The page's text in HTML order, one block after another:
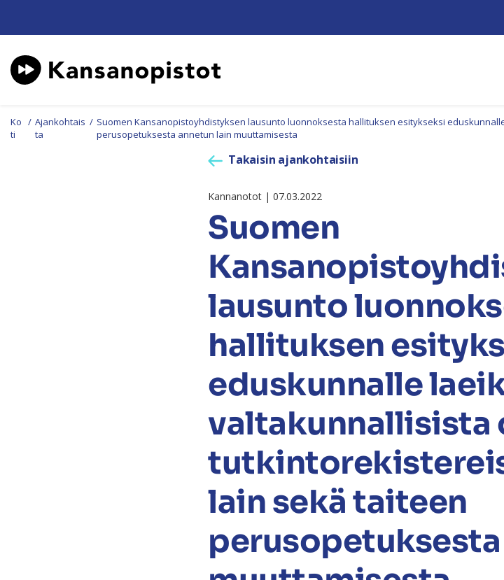
Ko
ti
/ Ajankohtais
ta
/ Suomen Kansanopistoyhdistyksen lausunto luonnoksesta hallituksen esitykseksi
perusopetuksesta annetun lain muuttamisesta
Takaisin ajankohtaisiin
Kannanotot | 07.03.2022
Suomen
lausunto
hallituksen
eduskunnalle
valtakunnallisista
lain sekä taiteen